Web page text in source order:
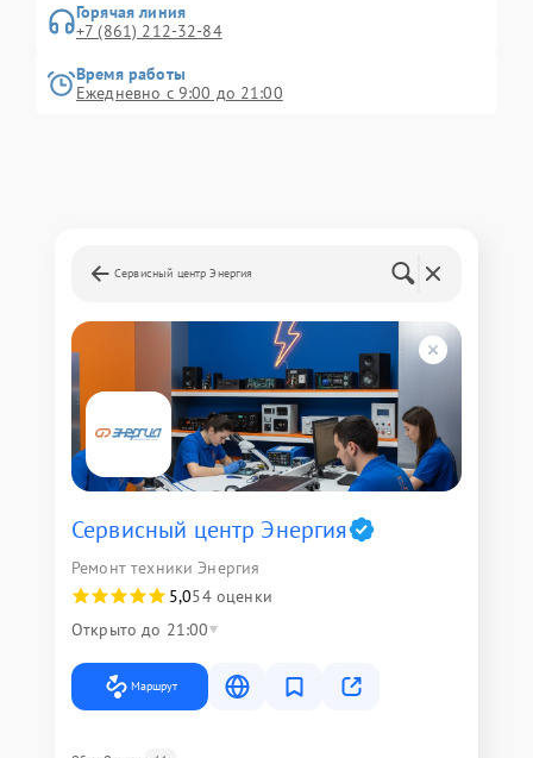
Горячая линия
+7 (861) 212-32-84
Время работы
Ежедневно с 9:00 до 21:00
Сервисный центр Энергия
Сервисный центр Энергия
Ремонт техники Энергия
5,054 оценки
Открыто до 21:00
Маршрут